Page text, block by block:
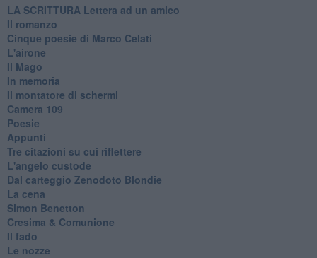
​LA SCRITTURA Lettera ad un amico
Il romanzo
Cinque poesie di Marco Celati
L'airone
Il Mago
In memoria
Il montatore di schermi
Camera 109
Poesie
Appunti
Tre citazioni su cui riflettere
L'angelo custode
Dal carteggio Zenodoto Blondie
La cena
Simon Benetton
Cresima & Comunione
Il fado
Le nozze